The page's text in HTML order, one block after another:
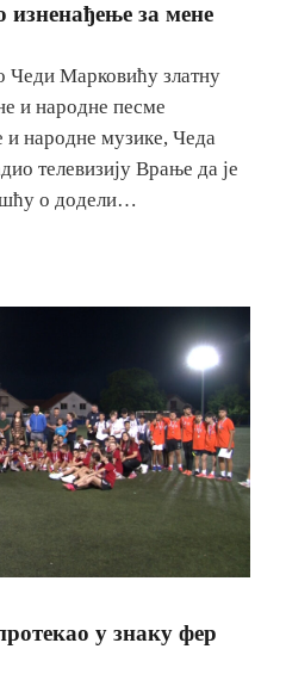
за мене
Марковићу златну
и народне песме
и народне музике, Чеда
телевизију Врање да је
о додели…
у знаку фер